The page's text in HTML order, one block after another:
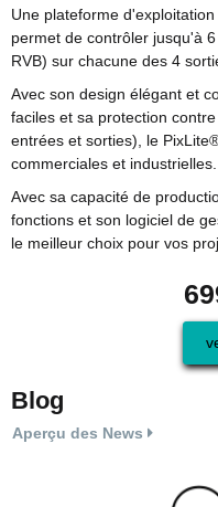
Une plateforme
permet de contrôler jusqu'à
RVB) sur chacune des 4
Avec son design élégant et
faciles et sa protection
entrées et sorties), le
commerciales et industrielles.
Avec sa capacité de
fonctions et son logiciel de
le meilleur choix pour vos
Blog
Aperçu des News